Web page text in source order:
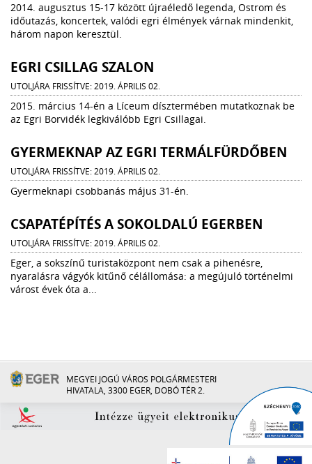
2014. augusztus 15-17 között újraéledő legenda, Ostrom és
időutazás, koncertek, valódi egri élmények várnak mindenkit,
három napon keresztül.
EGRI CSILLAG SZALON
UTOLJÁRA FRISSÍTVE: 2019. ÁPRILIS 02.
2015. március 14-én a Líceum dísztermében mutatkoznak be
az Egri Borvidék legkiválóbb Egri Csillagai.
GYERMEKNAP AZ EGRI TERMÁLFÜRDŐBEN
UTOLJÁRA FRISSÍTVE: 2019. ÁPRILIS 02.
Gyermeknapi csobbanás május 31-én.
CSAPATÉPÍTÉS A SOKOLDALÚ EGERBEN
UTOLJÁRA FRISSÍTVE: 2019. ÁPRILIS 02.
Eger, a sokszínű turistaközpont nem csak a pihenésre,
nyaralásra vágyók kitűnő célállomása: a megújuló történelmi
várost évek óta a...
MEGYEI JOGÚ VÁROS POLGÁRMESTERI
HIVATALA, 3300 EGER, DOBÓ TÉR 2.